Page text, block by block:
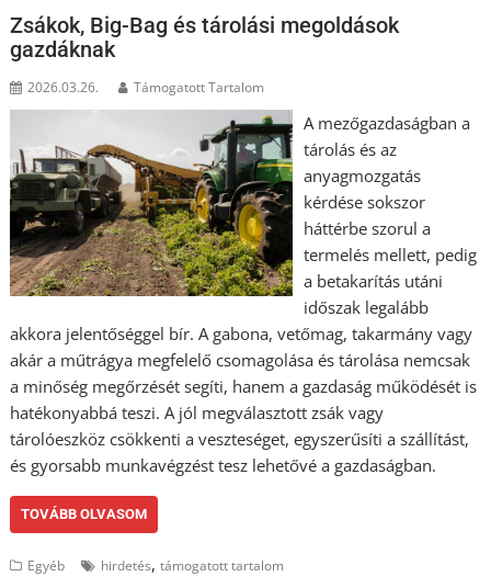
Zsákok, Big-Bag és tárolási megoldások
gazdáknak
2026.03.26. Támogatott Tartalom
A mezőgazdaságban a
tárolás és az
anyagmozgatás
kérdése sokszor
háttérbe szorul a
termelés mellett, pedig
a betakarítás utáni
időszak legalább
akkora jelentőséggel bír. A gabona, vetőmag, takarmány vagy
akár a műtrágya megfelelő csomagolása és tárolása nemcsak
a minőség megőrzését segíti, hanem a gazdaság működését is
hatékonyabbá teszi. A jól megválasztott zsák vagy
tárolóeszköz csökkenti a veszteséget, egyszerűsíti a szállítást,
és gyorsabb munkavégzést tesz lehetővé a gazdaságban.
TOVÁBB OLVASOM
Egyéb hirdetés,támogatott tartalom